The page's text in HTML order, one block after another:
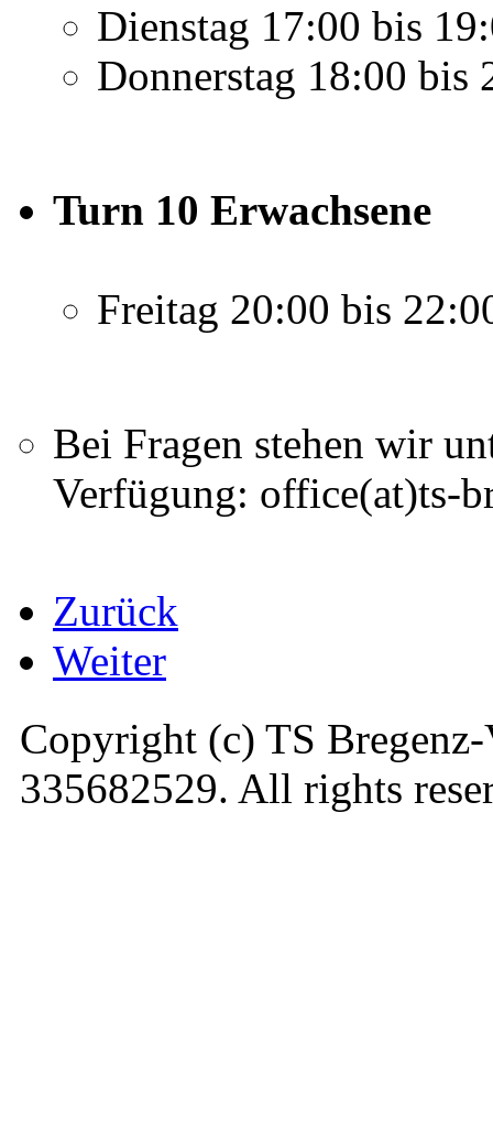
Dienstag 17:00 bis
Donnerstag 18:00 bis
Turn 10 Erwachsene
Freitag 20:00 bis
Bei Fragen stehen wir
Verfügung: office(at)ts-
Zurück
Weiter
Copyright (c) TS
335682529. All rights